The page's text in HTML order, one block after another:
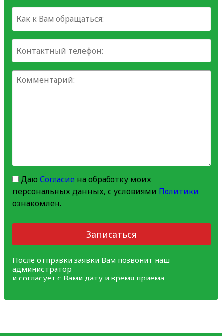
Даю Согласиена обработку моих
персональных данных, с условиями Политики
ознакомлен.
Записаться
После отправки заявки Вам позвонит наш
администратор
и согласует с Вами дату и время приема